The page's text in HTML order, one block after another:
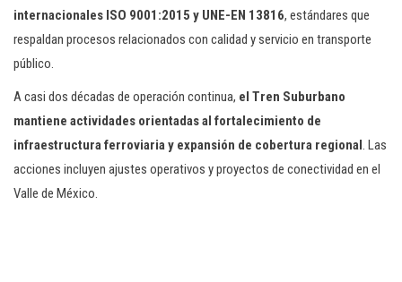
internacionales ISO 9001:2015 y UNE-EN 13816, estándares que
respaldan procesos relacionados con calidad y servicio en transporte
público.
A casi dos décadas de operación continua, el Tren Suburbano
mantiene actividades orientadas al fortalecimiento de
infraestructura ferroviaria y expansión de cobertura regional. Las
acciones incluyen ajustes operativos y proyectos de conectividad en el
Valle de México.